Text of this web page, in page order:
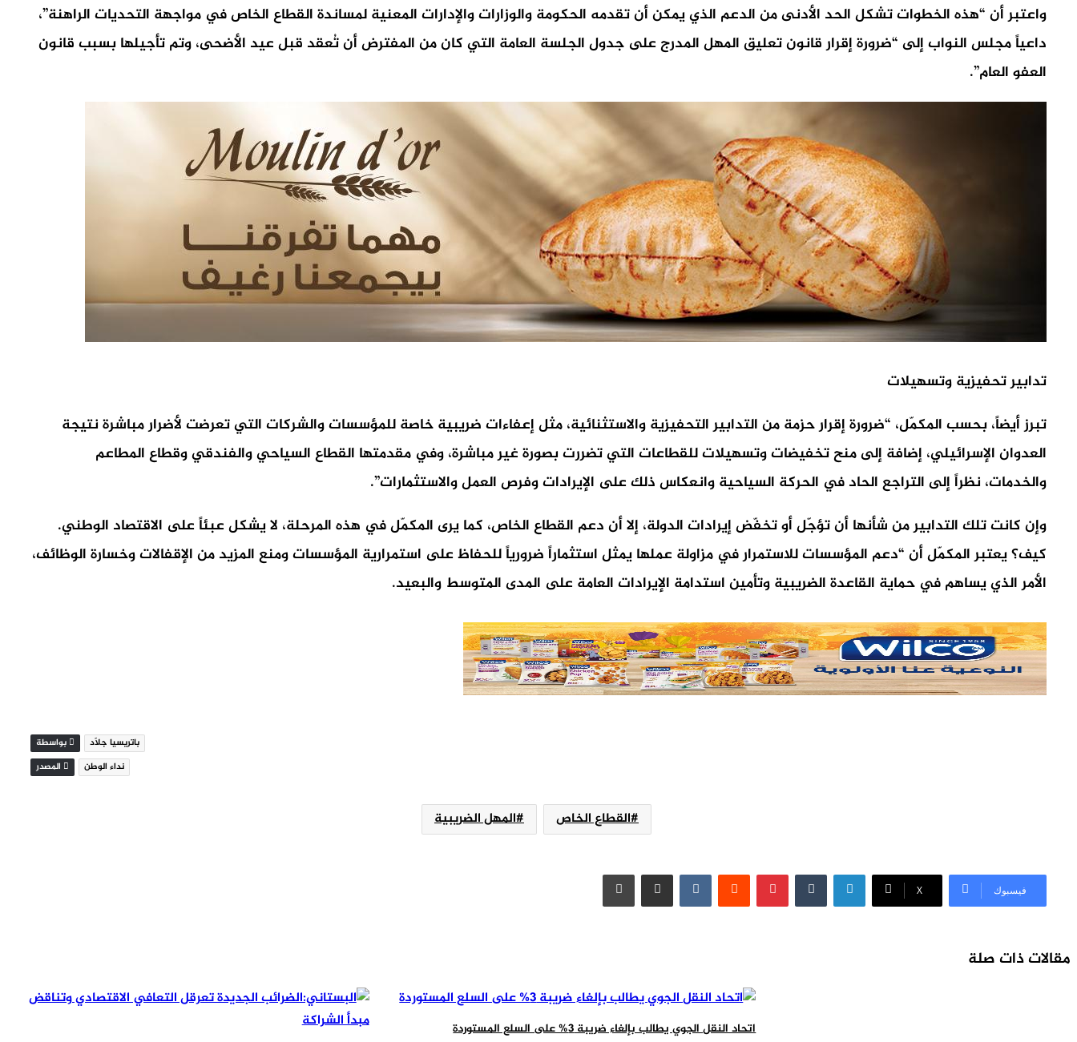
واعتبر أن “هذه الخطوات تشكل الحد الأدنى من الدعم الذي يمكن أن تقدمه الحكومة والوزارات والإدارات المعنية لمساندة القطاع الخاص في مواجهة التحديات الراهنة”،
داعياً مجلس النواب إلى “ضرورة إقرار قانون تعليق المهل المدرج على جدول الجلسة العامة التي كان من المفترض أن تُعقد قبل عيد الأضحى، وتم تأجيلها بسبب قانون
العفو العام”.
تدابير تحفيزية وتسهيلات
تبرز أيضاً، بحسب المكمّل، “ضرورة إقرار حزمة من التدابير التحفيزية والاستثنائية، مثل إعفاءات ضريبية خاصة للمؤسسات والشركات التي تعرضت لأضرار مباشرة نتيجة
العدوان الإسرائيلي، إضافة إلى منح تخفيضات وتسهيلات للقطاعات التي تضررت بصورة غير مباشرة، وفي مقدمتها القطاع السياحي والفندقي وقطاع المطاعم
والخدمات، نظراً إلى التراجع الحاد في الحركة السياحية وانعكاس ذلك على الإيرادات وفرص العمل والاستثمارات”.
وإن كانت تلك التدابير من شأنها أن تؤجّل أو تخفّض إيرادات الدولة، إلا أن دعم القطاع الخاص، كما يرى المكمّل في هذه المرحلة، لا يشكل عبئاً على الاقتصاد الوطني.
كيف؟ يعتبر المكمّل أن “دعم المؤسسات للاستمرار في مزاولة عملها يمثل استثماراً ضرورياً للحفاظ على استمرارية المؤسسات ومنع المزيد من الإقفالات وخسارة الوظائف،
الأمر الذي يساهم في حماية القاعدة الضريبية وتأمين استدامة الإيرادات العامة على المدى المتوسط والبعيد.
بواسطة
باتريسيا جلّاد
المصدر
نداء الوطن
القطاع الخاص المهل الضريبية
فيسبوك X
لينكدإن بينتيريست مشاركة عبر البريد طباعة
مقالات ذات صلة
اتحاد النقل الجوي يطالب بإلغاء ضريبة 3% على السلع المستوردة